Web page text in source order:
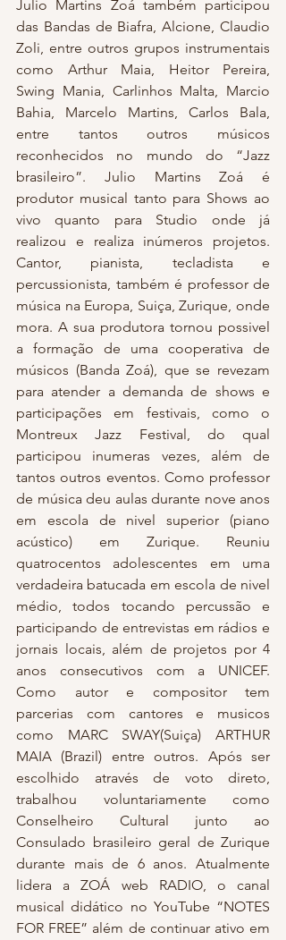
Julio Martins Zoá também participou
das Bandas de Biafra, Alcione, Claudio
Zoli, entre outros grupos instrumentais
como Arthur Maia, Heitor Pereira,
Swing Mania, Carlinhos Malta, Marcio
Bahia, Marcelo Martins, Carlos Bala,
entre tantos outros músicos
reconhecidos no mundo do “Jazz
brasileiro”. Julio Martins Zoá é
produtor musical tanto para Shows ao
vivo quanto para Studio onde já
realizou e realiza inúmeros projetos.
Cantor, pianista, tecladista e
percussionista, também é professor de
música na Europa, Suiça, Zurique, onde
mora. A sua produtora tornou possivel
a formação de uma cooperativa de
músicos (Banda Zoá), que se revezam
para atender a demanda de shows e
participações em festivais, como o
Montreux Jazz Festival, do qual
participou inumeras vezes, além de
tantos outros eventos. Como professor
de música deu aulas durante nove anos
em escola de nivel superior (piano
acústico) em Zurique. Reuniu
quatrocentos adolescentes em uma
verdadeira batucada em escola de nivel
médio, todos tocando percussão e
participando de entrevistas em rádios e
jornais locais, além de projetos por 4
anos consecutivos com a UNICEF.
Como autor e compositor tem
parcerias com cantores e musicos
como MARC SWAY(Suiça) ARTHUR
MAIA (Brazil) entre outros. Após ser
escolhido através de voto direto,
trabalhou voluntariamente como
Conselheiro Cultural junto ao
Consulado brasileiro geral de Zurique
durante mais de 6 anos. Atualmente
lidera a ZOÁ web RADIO, o canal
musical didático no YouTube “NOTES
FOR FREE” além de continuar ativo em